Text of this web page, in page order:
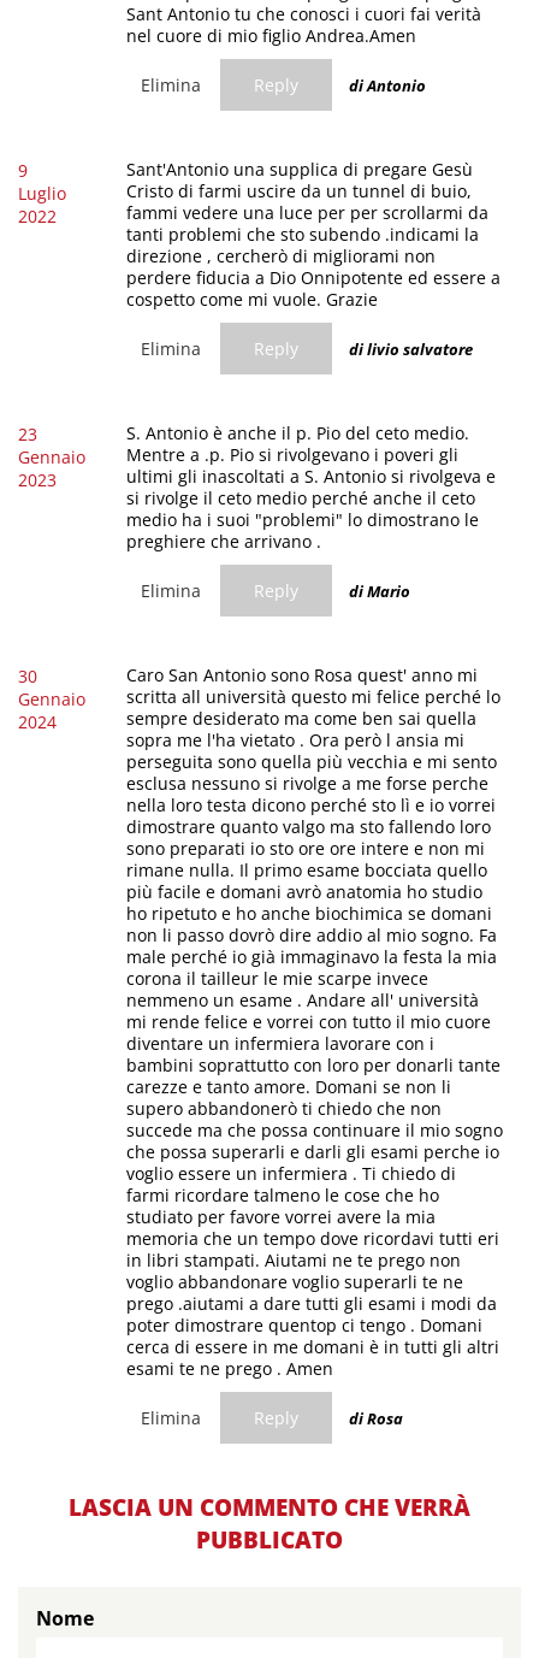
Sant Antonio tu che conosci i cuori fai verità
nel cuore di mio figlio Andrea.Amen
Elimina Reply di Antonio
9
Luglio
2022
Sant'Antonio una supplica di pregare Gesù
Cristo di farmi uscire da un tunnel di buio,
fammi vedere una luce per per scrollarmi da
tanti problemi che sto subendo .indicami la
direzione , cercherò di migliorami non
perdere fiducia a Dio Onnipotente ed essere a
cospetto come mi vuole. Grazie
Elimina Reply di livio salvatore
23
Gennaio
2023
S. Antonio è anche il p. Pio del ceto medio.
Mentre a .p. Pio si rivolgevano i poveri gli
ultimi gli inascoltati a S. Antonio si rivolgeva e
si rivolge il ceto medio perché anche il ceto
medio ha i suoi "problemi" lo dimostrano le
preghiere che arrivano .
Elimina Reply di Mario
30
Gennaio
2024
Caro San Antonio sono Rosa quest' anno mi
scritta all università questo mi felice perché lo
sempre desiderato ma come ben sai quella
sopra me l'ha vietato . Ora però l ansia mi
perseguita sono quella più vecchia e mi sento
esclusa nessuno si rivolge a me forse perche
nella loro testa dicono perché sto lì e io vorrei
dimostrare quanto valgo ma sto fallendo loro
sono preparati io sto ore ore intere e non mi
rimane nulla. Il primo esame bocciata quello
più facile e domani avrò anatomia ho studio
ho ripetuto e ho anche biochimica se domani
non li passo dovrò dire addio al mio sogno. Fa
male perché io già immaginavo la festa la mia
corona il tailleur le mie scarpe invece
nemmeno un esame . Andare all' università
mi rende felice e vorrei con tutto il mio cuore
diventare un infermiera lavorare con i
bambini soprattutto con loro per donarli tante
carezze e tanto amore. Domani se non li
supero abbandonerò ti chiedo che non
succede ma che possa continuare il mio sogno
che possa superarli e darli gli esami perche io
voglio essere un infermiera . Ti chiedo di
farmi ricordare talmeno le cose che ho
studiato per favore vorrei avere la mia
memoria che un tempo dove ricordavi tutti eri
in libri stampati. Aiutami ne te prego non
voglio abbandonare voglio superarli te ne
prego .aiutami a dare tutti gli esami i modi da
poter dimostrare quentop ci tengo . Domani
cerca di essere in me domani è in tutti gli altri
esami te ne prego . Amen
Elimina Reply di Rosa
LASCIA UN COMMENTO CHE VERRÀ
PUBBLICATO
Nome